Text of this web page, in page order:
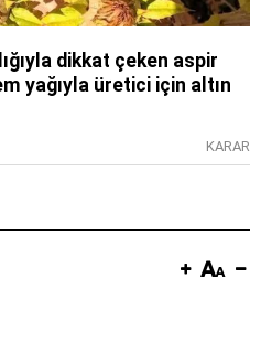
dikkat çeken aspir
yağıyla üretici için altın
KARAR